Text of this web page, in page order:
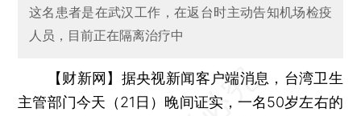
这名患者是在武汉工作，在返台时主动告知机场检疫
人员，目前正在隔离治疗中
【财新网】 据央视新闻客户端消息，台湾卫生
主管部门今天（21日）晚间证实，一名50岁左右的